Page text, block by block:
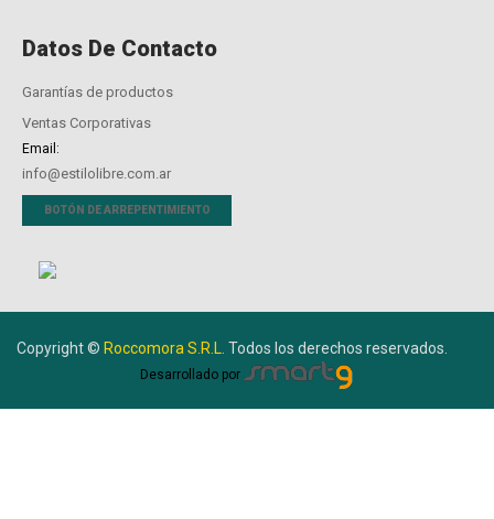
Datos De Contacto
Garantías de productos
Ventas Corporativas
Email:
info@estilolibre.com.ar
BOTÓN DE ARREPENTIMIENTO
Copyright © Roccomora S.R.L. Todos los derechos reservados.
Desarrollado por